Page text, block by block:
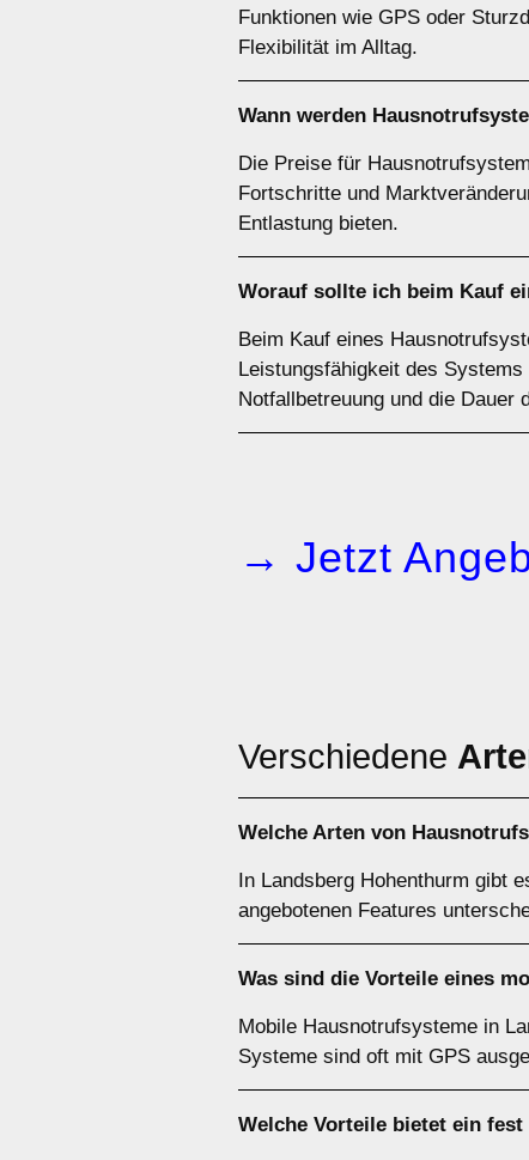
Funktionen wie GPS oder
Flexibilität im Alltag.
Wann werden
Die Preise für
Fortschritte und
Entlastung bieten.
Worauf sollte ich beim Kauf
Beim Kauf eines
Leistungsfähigkeit des
Notfallbetreuung und die Dauer
→ Jetzt
Verschiedene
Welche Arten von
In Landsberg Hohenthurm gibt
angebotenen Features
Was sind die Vorteile eines
Mobile Hausnotrufsysteme in
Systeme sind oft mit GPS
Welche Vorteile bietet ein